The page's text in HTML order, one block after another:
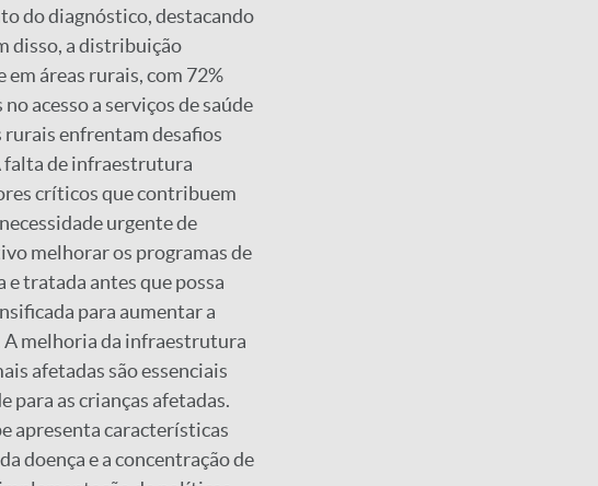
do diagnóstico, destacando
disso, a distribuição
áreas rurais, com 72%
acesso a serviços de saúde
rurais enfrentam desafios
falta de infraestrutura
críticos que contribuem
urgente de
melhorar os programas de
tratada antes que possa
para aumentar a
A melhoria da infraestrutura
afetadas são essenciais
para as crianças afetadas.
apresenta características
doença e a concentração de